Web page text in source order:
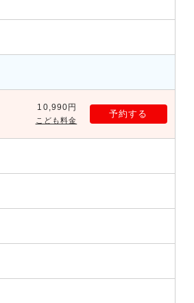
10,990円
こども料金
予約する